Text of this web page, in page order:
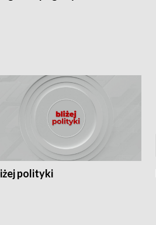
polityki